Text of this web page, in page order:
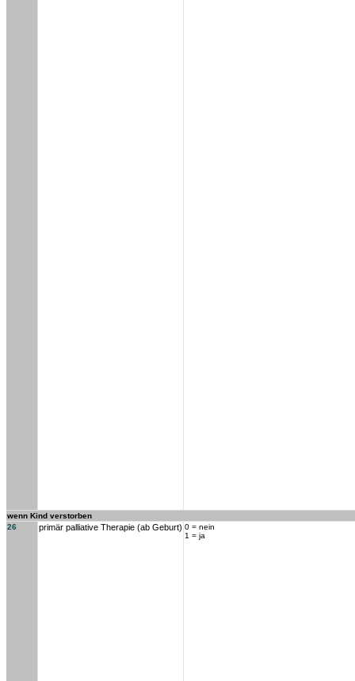
wenn Kind verstorben
26
primär palliative Therapie (ab Geburt) 0 = nein
1 = ja